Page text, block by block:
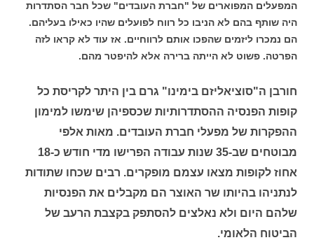
המפעלים המפוארים של "חברת העובדים" שכל חבר הסתדרות
היה שותף בהם לא הניבו כל רווח לפועלים שהיו כאילו בעליהם.
הם נמכרו ליזמים שהפכו אותם לרווחיים. אז עוד לא קראו לזה
הפרטה. פשוט לא הייתה ברירה אלא להיפטר מהם.
חורבן ה"סוציאליזם בימינו" גרם בין היתר לקריסת כל
קופות הפנסיה ההסתדרותיות שכספיהן שימשו למימון
ההפקרות של מפעלי חברת העובדים. מאות אלפי
מבוטחים שב-35 שנות עבודה הפרישו מדי חודש כ-18
אחוז לקופות מצאו עצמם מופקרים. רבים שכחו שתודות
לנתניהו בהיותו שר האוצר הם מקבלים את הפנסיות
שלהם היום ולא נאלצים להסתפק בקצבת הרעב של
הביטוח הלאומי.